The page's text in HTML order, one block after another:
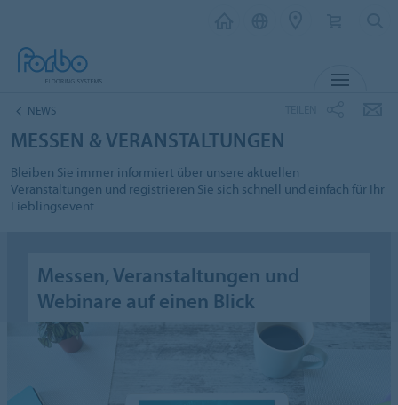
NEWS
MESSEN & VERANSTALTUNGEN
Bleiben Sie immer informiert über unsere aktuellen
Veranstaltungen und registrieren Sie sich schnell und einfach für Ihr
Lieblingsevent.
Messen, Veranstaltungen und
Webinare auf einen Blick